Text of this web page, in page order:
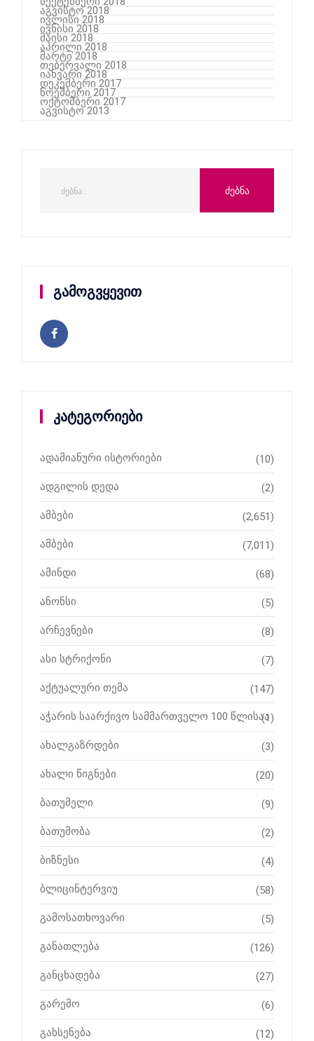
აგვისტო 2018
ივლისი 2018
ივნისი 2018
მაისი 2018
აპრილი 2018
მარტი 2018
თებერვალი 2018
იანვარი 2018
დეკემბერი 2017
ნოემბერი 2017
ოქტომბერი 2017
აგვისტო 2013
გამოგვყევით
კატეგორიები
ადამიანური ისტორიები (10)
ადგილის დედა (2)
ამბები (2,651)
ამბები (7,011)
ამინდი (68)
ანონსი (5)
არჩევნები (8)
ასი სტრიქონი (7)
აქტუალური თემა (147)
აჭარის საარქივო სამმართველო 100 წლისაა
(1)
ახალგაზრდები (3)
ახალი წიგნები (20)
ბათუმელი (9)
ბათუმობა (2)
ბიზნესი (4)
ბლიცინტერვიუ (58)
გამოსათხოვარი (5)
განათლება (126)
განცხადება (27)
გარემო (6)
გახსენება (12)